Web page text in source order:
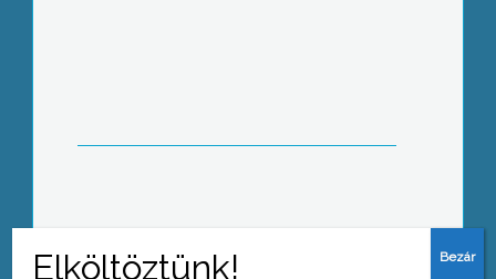
óra elnevezésű program